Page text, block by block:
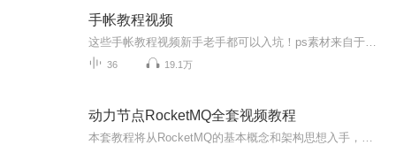
手帐教程视频
36 19.1万
动力节点RocketMQ全套视频教程